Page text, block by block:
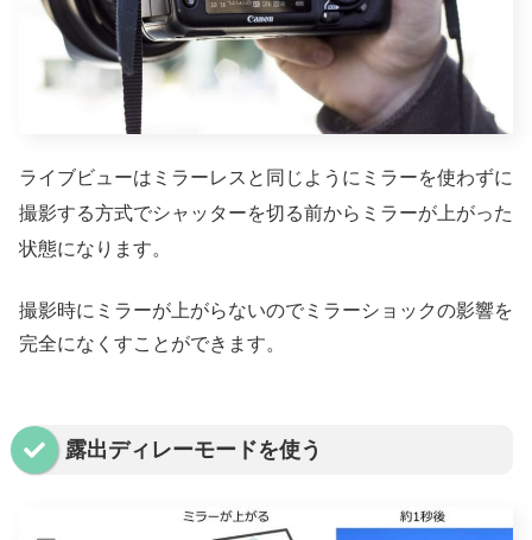
ライブビューはミラーレスと同じようにミラーを使わずに
撮影する方式でシャッターを切る前からミラーが上がった
状態になります。
撮影時にミラーが上がらないのでミラーショックの影響を
完全になくすことができます。
露出ディレーモードを使う